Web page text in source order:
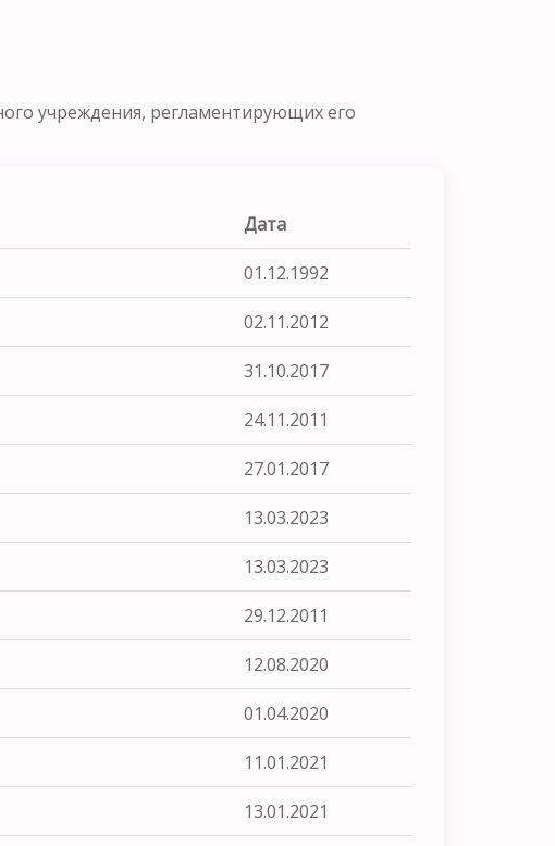
учреждения, регламентирующих его
Дата
01.12.1992
02.11.2012
31.10.2017
24.11.2011
27.01.2017
13.03.2023
13.03.2023
29.12.2011
12.08.2020
01.04.2020
11.01.2021
13.01.2021